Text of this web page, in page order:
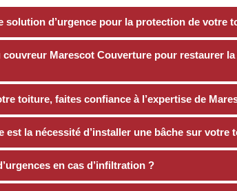
solution d’urgence pour la protection de votre
couvreur Marescot Couverture pour restaurer
toiture, faites confiance à l’expertise de
est la nécessité d’installer une bâche sur votre
en cas d’infiltration ?